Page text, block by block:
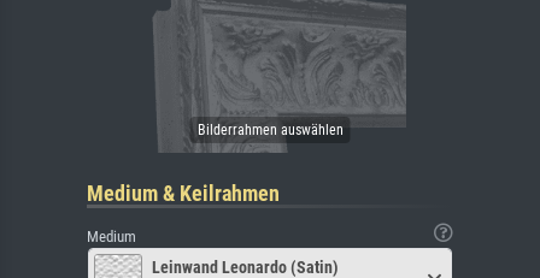
Medium & Keilrahmen
Medium
Leinwand Leonardo (Satin)